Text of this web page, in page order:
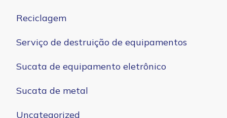
Reciclagem
Serviço de destruição de equipamentos
Sucata de equipamento eletrônico
Sucata de metal
Uncategorized